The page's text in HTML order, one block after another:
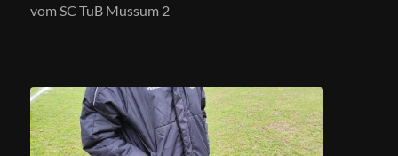
vom SC TuB Mussum 2